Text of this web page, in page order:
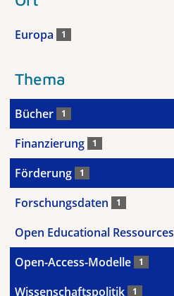
Europa 1
Thema
Bücher 1
Finanzierung 1
Förderung 1
Forschungsdaten 1
Open Educational Ressources
Open-Access-Modelle 1
Wissenschaftspolitik 1